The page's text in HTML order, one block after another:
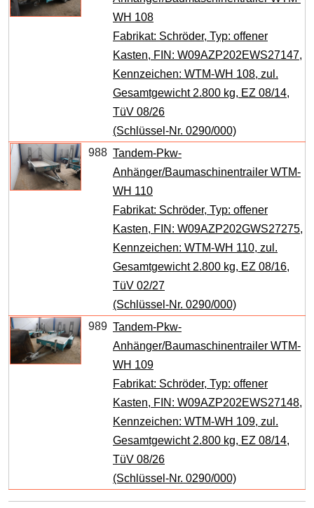
WH 108
Fabrikat: Schröder, Typ: offener
Kasten, FIN: W09AZP202EWS27147,
Kennzeichen: WTM-WH 108, zul.
Gesamtgewicht 2.800 kg, EZ 08/14,
TüV 08/26
(Schlüssel-Nr. 0290/000)
988 Tandem-Pkw-
Anhänger/Baumaschinentrailer WTM-
WH 110
Fabrikat: Schröder, Typ: offener
Kasten, FIN: W09AZP202GWS27275,
Kennzeichen: WTM-WH 110, zul.
Gesamtgewicht 2.800 kg, EZ 08/16,
TüV 02/27
(Schlüssel-Nr. 0290/000)
989 Tandem-Pkw-
Anhänger/Baumaschinentrailer WTM-
WH 109
Fabrikat: Schröder, Typ: offener
Kasten, FIN: W09AZP202EWS27148,
Kennzeichen: WTM-WH 109, zul.
Gesamtgewicht 2.800 kg, EZ 08/14,
TüV 08/26
(Schlüssel-Nr. 0290/000)